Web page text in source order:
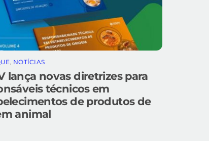
, NOTÍCIAS
lança novas diretrizes para
técnicos em
de produtos de
animal